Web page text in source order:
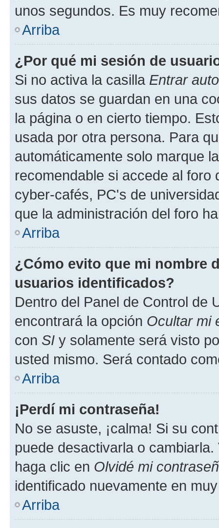
unos segundos. Es muy
Arriba
¿Por qué mi sesión de
Si no activa la casilla Entrar
sus datos se guardan en una
la página o en cierto tiempo.
usada por otra persona. Para
automáticamente solo marque
recomendable si accede al foro
cyber-cafés, PC's de
que la administración del foro
Arriba
¿Cómo evito que mi nombre
usuarios identificados?
Dentro del Panel de Control de
encontrará la opción Ocultar mi
con SI y solamente será visto
usted mismo. Será contado
Arriba
¡Perdí mi contraseña!
No se asuste, ¡calma! Si su
puede desactivarla o
haga clic en Olvidé mi
identificado nuevamente en
Arriba